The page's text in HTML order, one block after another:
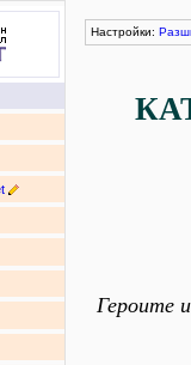
Настройки:
Героите